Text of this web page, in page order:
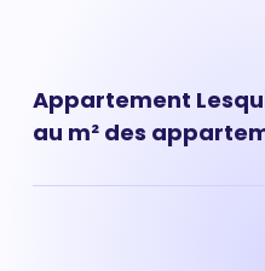
Appartement
au m² des